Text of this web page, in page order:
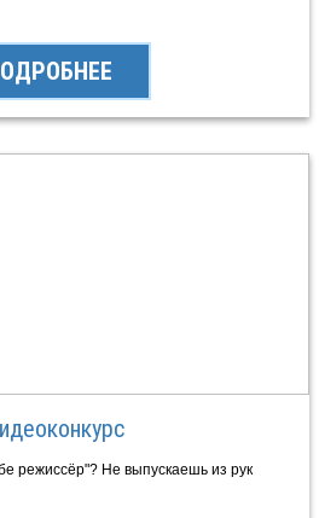
режиссёр"? Не выпускаешь из рук